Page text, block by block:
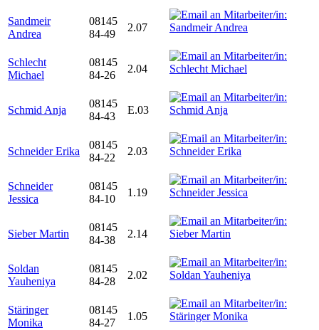
Sandmeir
Andrea
08145
84-49
2.07
Schlecht
Michael
08145
84-26
2.04
Schmid Anja
08145
84-43
E.03
Schneider Erika
08145
84-22
2.03
Schneider
Jessica
08145
84-10
1.19
Sieber Martin
08145
84-38
2.14
Soldan
Yauheniya
08145
84-28
2.02
Stäringer
Monika
08145
84-27
1.05